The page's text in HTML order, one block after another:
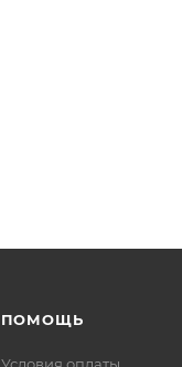
ПОМОЩЬ